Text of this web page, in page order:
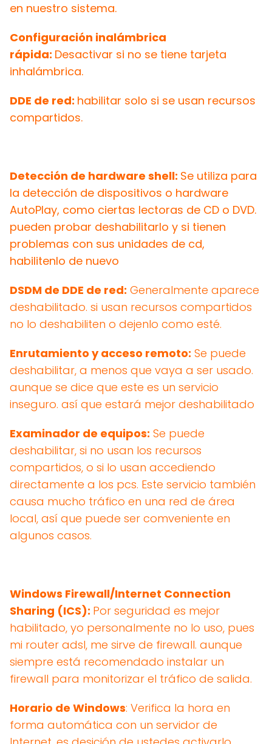
en nuestro sistema.
Configuración inalámbrica
rápida: Desactivar si no se tiene tarjeta
inhalámbrica.
DDE de red: habilitar solo si se usan recursos
compartidos.
Detección de hardware shell: Se utiliza para
la detección de dispositivos o hardware
AutoPlay, como ciertas lectoras de CD o DVD.
pueden probar deshabilitarlo y si tienen
problemas con sus unidades de cd,
habilitenlo de nuevo
DSDM de DDE de red: Generalmente aparece
deshabilitado. si usan recursos compartidos
no lo deshabiliten o dejenlo como esté.
Enrutamiento y acceso remoto: Se puede
deshabilitar, a menos que vaya a ser usado.
aunque se dice que este es un servicio
inseguro. así que estará mejor deshabilitado
Examinador de equipos: Se puede
deshabilitar, si no usan los recursos
compartidos, o si lo usan accediendo
directamente a los pcs. Este servicio también
causa mucho tráfico en una red de área
local, así que puede ser comveniente en
algunos casos.
Windows Firewall/Internet Connection
Sharing (ICS): Por seguridad es mejor
habilitado, yo personalmente no lo uso, pues
mi router adsl, me sirve de firewall. aunque
siempre está recomendado instalar un
firewall para monitorizar el tráfico de salida.
Horario de Windows: Verifica la hora en
forma automática con un servidor de